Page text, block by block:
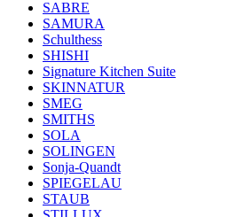
SABRE
SAMURA
Schulthess
SHISHI
Signature Kitchen Suite
SKINNATUR
SMEG
SMITHS
SOLA
SOLINGEN
Sonja-Quandt
SPIEGELAU
STAUB